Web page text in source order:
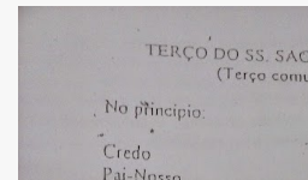
lágrimas. Eia, pois, Advogada nossa,
misericordiosos a nós volvei, e depois
Jesus. Bendito é o fruto do vosso
doce e sempre Virgem Maria. Rogai
Para que sejamos dignos das